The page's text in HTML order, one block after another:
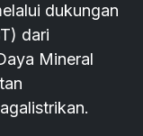
dukungan
dari
Mineral